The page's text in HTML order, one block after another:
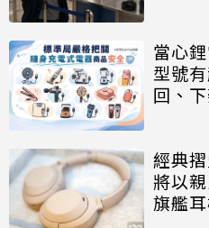
當心
型號
回、
經典
將以
旗艦